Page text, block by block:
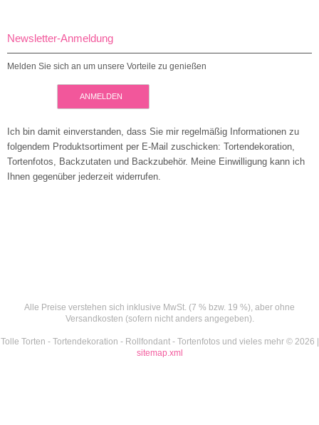
Newsletter-Anmeldung
Melden Sie sich an um unsere Vorteile zu genießen
ANMELDEN
Ich bin damit einverstanden, dass Sie mir regelmäßig Informationen zu
folgendem Produktsortiment per E-Mail zuschicken: Tortendekoration,
Tortenfotos, Backzutaten und Backzubehör. Meine Einwilligung kann ich
Ihnen gegenüber jederzeit widerrufen.
Alle Preise verstehen sich inklusive MwSt. (7 % bzw. 19 %), aber ohne
Versandkosten (sofern nicht anders angegeben).
Tolle Torten - Tortendekoration - Rollfondant - Tortenfotos und vieles mehr © 2026 |
sitemap.xml